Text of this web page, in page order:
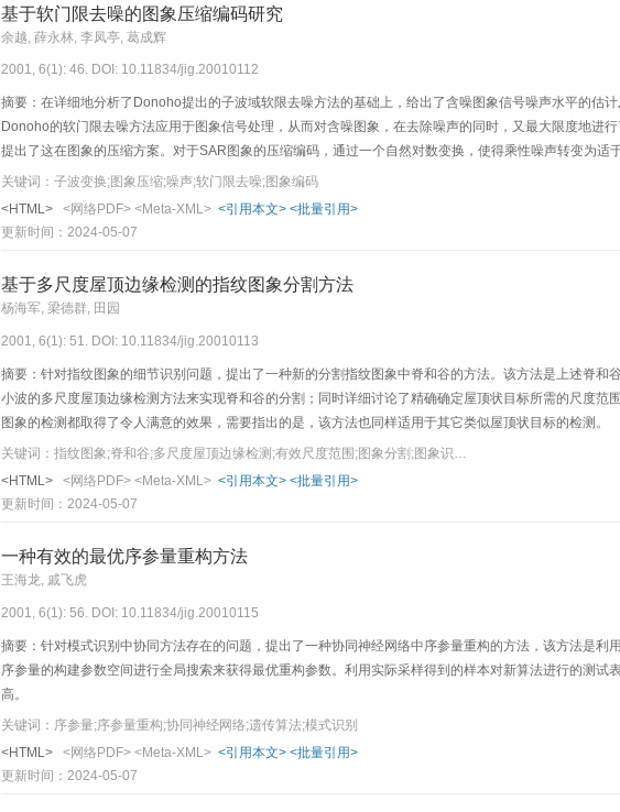
基于软门限去噪的图象压缩编码研究
余越, 薛永林, 李凤亭, 葛成辉
2001, 6(1): 46. DOI: 10.11834/jig.20010112
摘要：在详细地分析了Donoho提出的子波域软限去噪方法的基础上，给出了含噪图象信号噪声水平的估
Donoho的软门限去噪方法应用于图象信号处理，从而对含噪图象，在去除噪声的同时，又最大限度地进
提出了这在图象的压缩方案。对于SAR图象的压缩编码，通过一个自然对数变换，使得乘性噪声转变为适
比硬门限方法具有更好的视觉质量，因而该方法是解决含噪图象压缩编码的有效技术。
关键词：子波变换;图象压缩;噪声;软门限去噪;图象编码
<HTML>
<网络PDF> <Meta-XML> <引用本文> <批量引用>
更新时间：2024-05-07
基于多尺度屋顶边缘检测的指纹图象分割方法
杨海军, 梁德群, 田园
2001, 6(1): 51. DOI: 10.11834/jig.20010113
摘要：针对指纹图象的细节识别问题，提出了一种新的分割指纹图象中脊和谷的方法。该方法是上述脊
小波的多尺度屋顶边缘检测方法来实现脊和谷的分割；同时详细讨论了精确确定屋顶状目标所需的尺度
图象的检测都取得了令人满意的效果，需要指出的是，该方法也同样适用于其它类似屋顶状目标的检测。
关键词：指纹图象;脊和谷;多尺度屋顶边缘检测;有效尺度范围;图象分割;图象识别
<HTML>
<网络PDF> <Meta-XML> <引用本文> <批量引用>
更新时间：2024-05-07
一种有效的最优序参量重构方法
王海龙, 戚飞虎
2001, 6(1): 56. DOI: 10.11834/jig.20010115
摘要：针对模式识别中协同方法存在的问题，提出了一种协同神经网络中序参量重构的方法，该方法是
序参量的构建参数空间进行全局搜索来获得最优重构参数。利用实际采样得到的样本对新算法进行的测
高。
关键词：序参量;序参量重构;协同神经网络;遗传算法;模式识别
<HTML>
<网络PDF> <Meta-XML> <引用本文> <批量引用>
更新时间：2024-05-07